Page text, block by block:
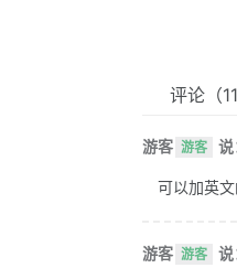
评论 （
游客 游客 说
可以加英
游客 游客 说